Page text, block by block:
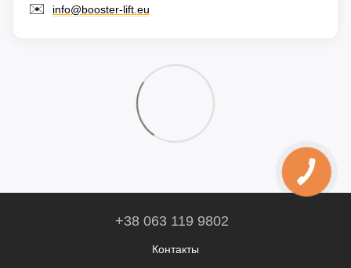
✉️ info@booster-lift.eu
+38 063 119 9802
Контакты